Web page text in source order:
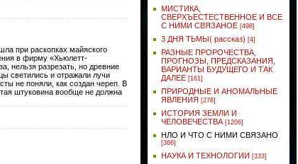
при раскопках майяского
в фирму «Хьюлетт-
нельзя разрезать, но древние
светились и отражали лучи
не поняли, как создан череп. В
штуковина вообще не должна
МИСТИКА,
СВЕРХЪЕСТЕСТВЕННОЕ И ВСЕ
С НИМИ СВЯЗАНОЕ [498]
3 ДНЯ ТЬМЫ( рассказ) [4]
РАЗНЫЕ ПРОРОЧЕСТВА,
ПРОГНОЗЫ, ПРЕДСКАЗАНИЯ,
ВАРИАНТЫ БУДУЩЕГО И ТАК
ДАЛЕЕ [161]
ПРИРОДНЫЕ И АНОМАЛЬНЫЕ
ЯВЛЕНИЯ [278]
ИСТОРИЯ ЗЕМЛИ И
ЧЕЛОВЕЧЕСТВА [1206]
НЛО И ЧТО С НИМИ СВЯЗАНО
[366]
НАУКА И ТЕХНОЛОГИИ [333]